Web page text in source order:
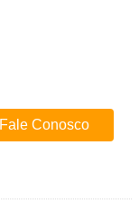
Fale Conosco